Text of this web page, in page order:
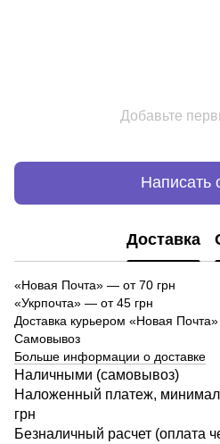
Добавьте
Написать
Доставка
«Новая Почта» — от 70 грн
«Укрпочта» — от 45 грн
Доставка курьером «Новая Почта»
Самовывоз
Больше информации о доставке
Наличными (самовывоз)
Наложенный платеж,
грн
Безналичный расчет (оплата